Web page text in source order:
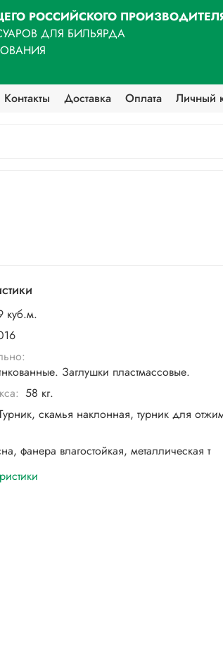
РОССИЙСКОГО
ДЛЯ БИЛЬЯРДА
Контакты Доставка Оплата Личный
куб.м.
Заглушки пластмассовые.
58 кг.
скамья наклонная, турник для
фанера влагостойкая, металлическая т